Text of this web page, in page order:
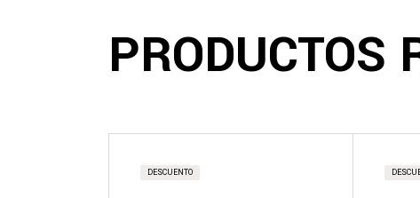
PRODUCTOS
DESCUENTO